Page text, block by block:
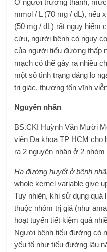
Ở người trưởng thành,
mmol / L (70 mg / dL), nếu
(50 mg / dL) rất nguy hiểm
cứu, người bệnh có nguy
của người tiểu đường thấp
mạch có thể gây ra nhiều
một số tình trạng đáng lo
tri giác, thương tổn vĩnh
Nguyên nhân
BS.CKI Huỳnh Văn Mười
viện Đa khoa TP HCM cho
ra 2 nguyên nhân ở 2
Hạ đường huyết ở bệnh
whole kernel variable give
Tuy nhiên, khi sử dụng quá
thuộc nhóm trị giá (như
hoạt tuyến tiết kiệm quá
Người bệnh tiểu đường có
yếu tố như tiểu đường lâu